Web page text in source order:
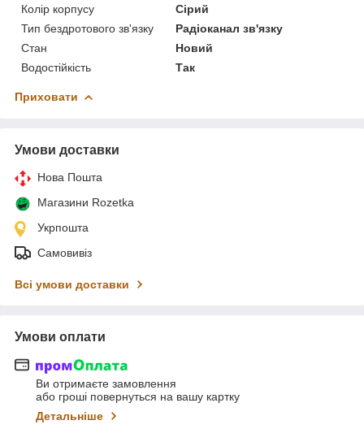
Колір корпусу
Сірий
Тип бездротового зв'язку
Радіоканал зв'язку
Стан
Новий
Водостійкість
Так
Приховати
Умови доставки
Нова Пошта
Магазини Rozetka
Укрпошта
Самовивіз
Всі умови доставки
Умови оплати
Ви отримаєте замовлення
або гроші повернуться на вашу картку
Детальніше